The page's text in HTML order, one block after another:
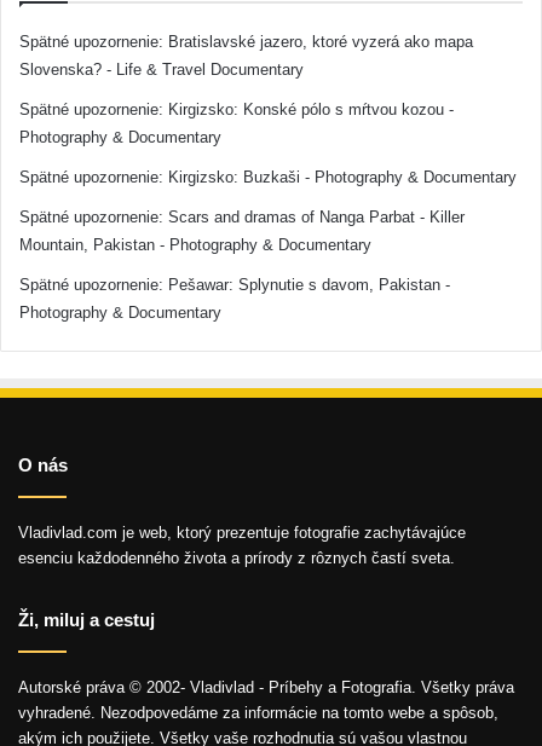
Spätné upozornenie: Bratislavské jazero, ktoré vyzerá ako mapa
Slovenska? - Life & Travel Documentary
Spätné upozornenie: Kirgizsko: Konské pólo s mŕtvou kozou -
Photography & Documentary
Spätné upozornenie: Kirgizsko: Buzkaši - Photography & Documentary
Spätné upozornenie: Scars and dramas of Nanga Parbat - Killer
Mountain, Pakistan - Photography & Documentary
Spätné upozornenie: Pešawar: Splynutie s davom, Pakistan -
Photography & Documentary
O nás
Vladivlad.com je web, ktorý prezentuje fotografie zachytávajúce
esenciu každodenného života a prírody z rôznych častí sveta.
Ži, miluj a cestuj
Autorské práva © 2002- Vladivlad - Príbehy a Fotografia. Všetky práva
vyhradené. Nezodpovedáme za informácie na tomto webe a spôsob,
akým ich použijete. Všetky vaše rozhodnutia sú vašou vlastnou